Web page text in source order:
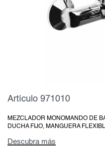
Artículo 971010
MEZCLADOR MONOMANDO DE
DUCHA FIJO, MANGUERA
Descubra más